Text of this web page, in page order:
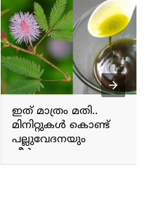
ഇത് മാത്രം മതി..
മിനിറ്റുകൾ കൊണ്ട്
പല്ലുവേദനയും
നീർക്കെട്ടും മാറും; ഈ
എണ്ണ തേച്ചാൽ മാത്രം